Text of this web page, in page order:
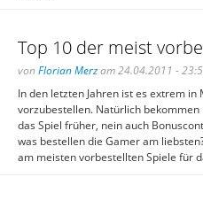
Top 10 der meist
von Florian Merzam 24.04.2011 -
In den letzten Jahren ist es extrem
vorzubestellen. Natürlich
das Spiel früher, nein auch
was bestellen die Gamer am
am meisten vorbestellten Spiele für